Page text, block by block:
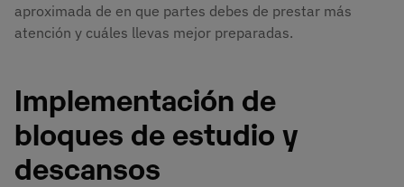
aproximada de en que partes debes de prestar más
atención y cuáles llevas mejor preparadas.
Implementación de
bloques de estudio y
descansos